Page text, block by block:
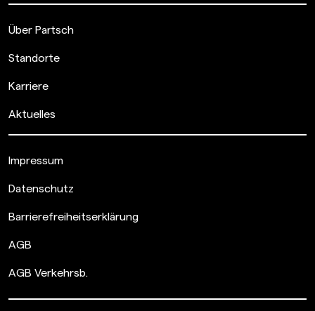
Über Partsch
Standorte
Karriere
Aktuelles
Impressum
Datenschutz
Barrierefreiheitserklärung
AGB
AGB Verkehrsb.